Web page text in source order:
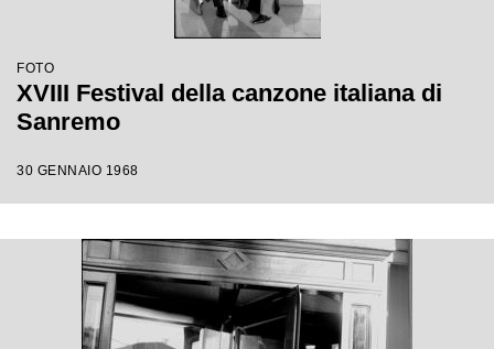
FOTO
XVIII Festival della canzone italiana di
Sanremo
30 GENNAIO 1968